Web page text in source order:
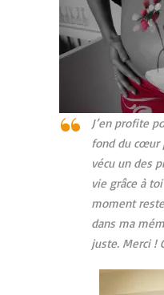
J’en profite
fond du cœur
vécu un des
vie grâce à
moment
dans ma
juste. Merci !